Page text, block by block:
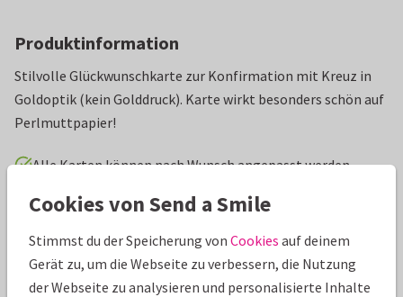
Produktinformation
Stilvolle Glückwunschkarte zur Konfirmation mit Kreuz in
Goldoptik (kein Golddruck). Karte wirkt besonders schön auf
Perlmuttpapier!
Alle Karten können nach Wunsch angepasst werden.
Glückwunschkarten Paperhugs - by Lidy
Eigenschaften dieser Karte
Cookies von Send a Smile
Stimmst du der Speicherung von Cookies auf deinem
Gerät zu, um die Webseite zu verbessern, die Nutzung
der Webseite zu analysieren und personalisierte Inhalte